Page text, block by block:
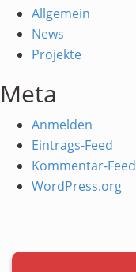
Allgemein
News
Projekte
Meta
Anmelden
Eintrags-Feed
Kommentar-Feed
WordPress.org